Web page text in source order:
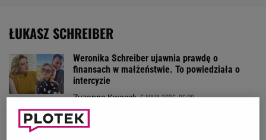
ŁUKASZ SCHREIBER
Weronika Schreiber ujawnia prawdę o
finansach w małżeństwie. To powiedziała o
intercyzie
Zuzanna Kwasek,6 MAJA 2026, 06:00
Żona polityka PiS w "Tańcu z gwiazdami"?